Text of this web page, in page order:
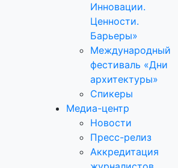
Инновации.
Ценности.
Барьеры»
Международный
фестиваль «Дни
архитектуры»
Спикеры
Медиа-центр
Новости
Пресс-релиз
Аккредитация